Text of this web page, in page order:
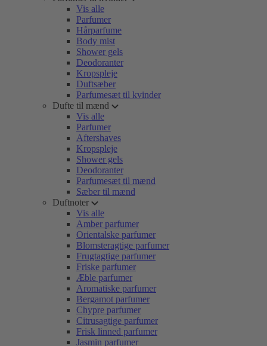
Vis alle
Parfumer
Hårparfume
Body mist
Shower gels
Deodoranter
Kropspleje
Duftsæber
Parfumesæt til kvinder
Dufte til mænd
Vis alle
Parfumer
Aftershaves
Kropspleje
Shower gels
Deodoranter
Parfumesæt til mænd
Sæber til mænd
Duftnoter
Vis alle
Amber parfumer
Orientalske parfumer
Blomsteragtige parfumer
Frugtagtige parfumer
Friske parfumer
Æble parfumer
Aromatiske parfumer
Bergamot parfumer
Chypre parfumer
Citrusagtige parfumer
Frisk linned parfumer
Jasmin parfumer